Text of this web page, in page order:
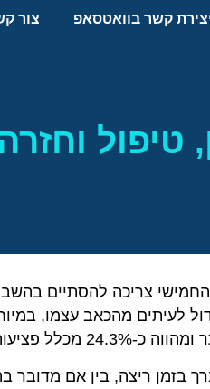
קשר בוואטסאפ צור
צריכה להסתיים
לעיתים מהכאב עצמו,
פציעות הריצה.
בזמן ריצה, בין אם מדובר